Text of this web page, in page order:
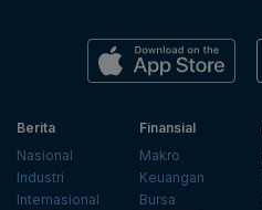
Berita
Nasional
Industri
Internasional
Finansial
Makro
Keuangan
Bursa